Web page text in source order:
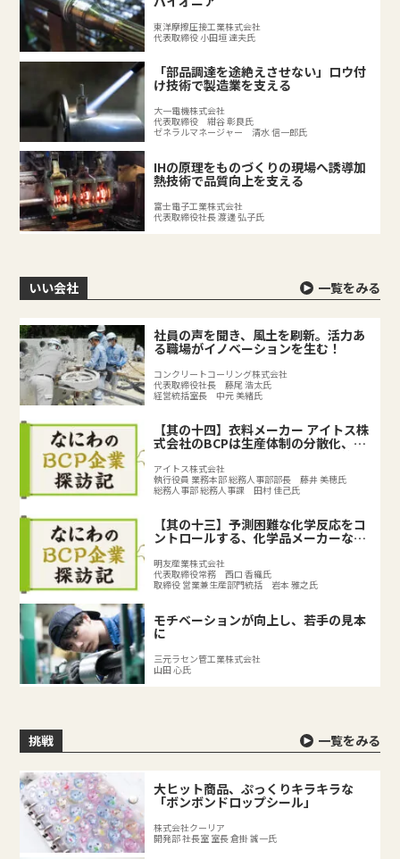
東洋摩擦圧接工業株式会社
代表取締役 小田垣 達夫氏
「部品調達を途絶えさせない」ロウ付
け技術で製造業を支える
大一電機株式会社
代表取締役 紺谷 彰良氏
ゼネラルマネージャー 清水 信一郎氏
IHの原理をものづくりの現場へ誘導加
熱技術で品質向上を支える
富士電子工業株式会社
代表取締役社長 渡邊 弘子氏
いい会社 一覧をみる
社員の声を聞き、風土を刷新。活力あ
る職場がイノベーションを生む！
コンクリートコーリング株式会社
代表取締役社長 藤尾 浩太氏
経営統括室長 中元 美緒氏
【其の十四】衣料メーカー アイトス株
式会社のBCPは生産体制の分散化、
強化
アイトス株式会社
執行役員 業務本部 総務人事部部長 藤井 美穂氏
総務人事部 総務人事課 田村 佳己氏
【其の十三】予測困難な化学反応をコ
ントロールする、化学品メーカーなら
明友産業株式会社
代表取締役常務 西口 香織氏
取締役 営業兼生産部門統括 岩本 雅之氏
モチベーションが向上し、若手の見本
に
三元ラセン管工業株式会社
山田 心氏
挑戦 一覧をみる
大ヒット商品、ぷっくりキラキラな
「ボンボンドロップシール」
株式会社クーリア
開発部 社長室 室長 倉掛 誠一氏